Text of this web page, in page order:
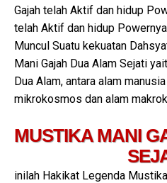
Gajah telah Aktif dan hidup
telah Aktif dan hidup
Muncul Suatu kekuatan
Mani Gajah Dua Alam Sejati
Dua Alam, antara alam
mikrokosmos dan alam
MUSTIKA MANI
inilah Hakikat Legenda